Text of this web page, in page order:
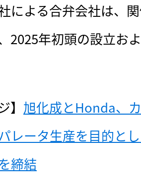
による合弁会社は、
2025年初頭の設立お
】 旭化成とHonda、
レータ生産を目的と
締結